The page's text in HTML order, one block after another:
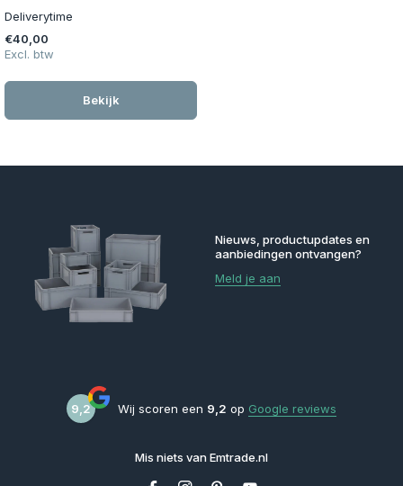
Deliverytime
€40,00
Excl. btw
Bekijk
Nieuws, productupdates en
aanbiedingen ontvangen?
Meld je aan
9,2 Wij scoren een 9,2 op Google reviews
Mis niets van Emtrade.nl